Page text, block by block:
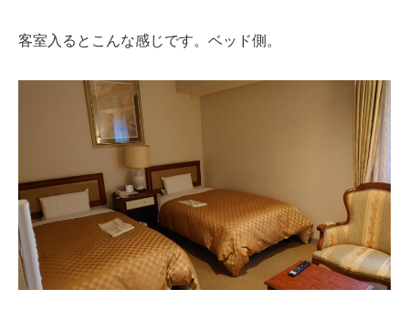
客室入るとこんな感じです。ベッド側。